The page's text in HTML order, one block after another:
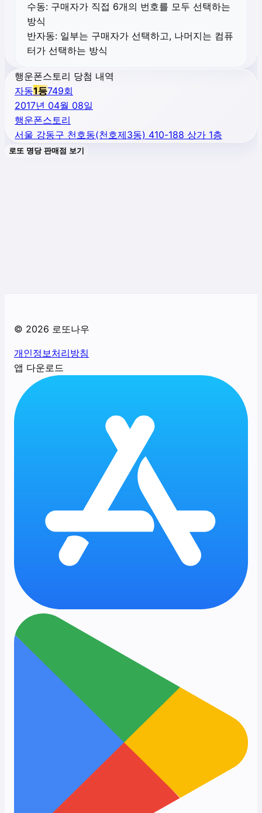
수동: 구매자가 직접 6개의 번호를 모두 선택하는
방식
반자동: 일부는 구매자가 선택하고, 나머지는 컴퓨
터가 선택하는 방식
행운폰스토리 당첨 내역
자동1등749회
2017년 04월 08일
행운폰스토리
서울 강동구 천호동(천호제3동) 410-188 상가 1층
로또 명당 판매점 보기
© 2026 로또나우
개인정보처리방침
앱 다운로드